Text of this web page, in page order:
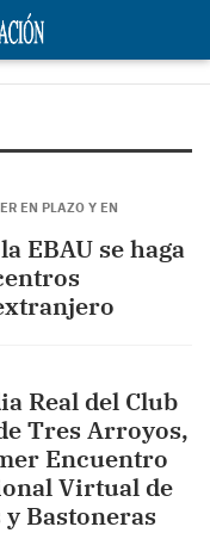
EN PLAZO Y EN
EBAU se haga
Real del Club
Tres Arroyos,
Encuentro
Virtual de
Bastoneras